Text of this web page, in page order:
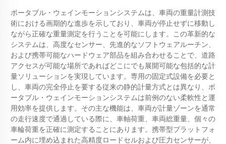
ポータブル・ウェインモーションシステムは、車両の重量計測技
術における画期的な進歩を示しており、車両が停止せずに移動し
ながら正確な重量測定を行うことを可能にします。この革新的な
システムは、高度なセンサー、先進的なソフトウェアルーチン、
および携帯可能なハードウェア部品を組み合わせることで、道路
アクセスが可能な場所であればどこにでも展開可能な包括的な計
量ソリューションを実現しています。専用の固定式設備を必要と
し、車両の完全停止を要する従来の静的計量方式とは異なり、ポ
ータブル・ウェインモーションシステムは前例のない柔軟性と運
用効率を提供します。その主な機能は、車両が計量ゾーンを通常
の走行速度で通過している際に、車軸荷重、車両総重量、個々の
車輪荷重を正確に測定することにあります。携帯型プラットフォ
ーム内に埋め込まれた高精度ロードセルおよび圧力センサーが、